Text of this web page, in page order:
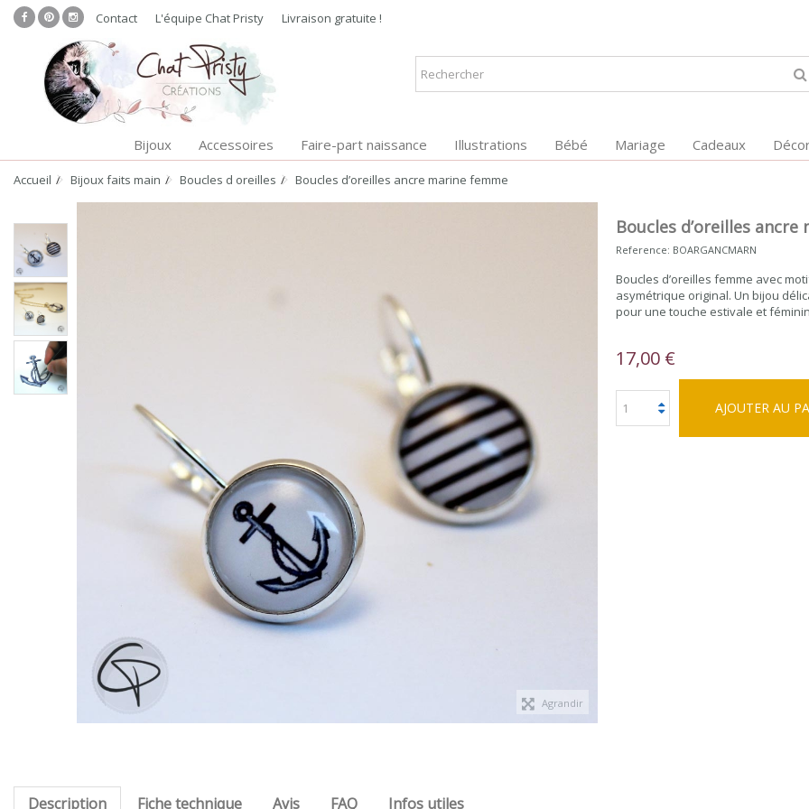
Contact L'équipe Chat Pristy Livraison gratuite !
Bijoux Accessoires Faire-part naissance Illustrations Bébé Mariage Cadeaux
Accueil Bijoux faits main Boucles d oreilles Boucles d’oreilles ancre marine femme
Agrandir
Boucles d’oreilles
Reference: BOARGANCMARN
Boucles d’oreilles femme avec
asymétrique original. Un bijou
pour une touche estivale et
17,00 €
AJOUTER AU
Description Fiche technique Avis FAQ Infos utiles